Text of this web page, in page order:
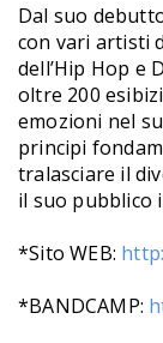
Dal suo
con vari artisti
dell’Hip Hop e
oltre 200
emozioni nel
principi
tralasciare il
il suo pubblico
*Sito WEB:
*BANDCAMP: